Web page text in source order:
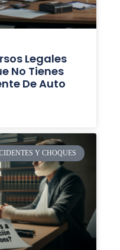
Legales
No Tienes
De Auto
Y CHOQUES